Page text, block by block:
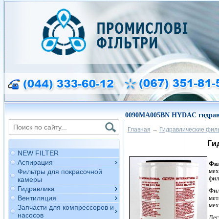
NEW FILTER
Аспирация
Фильтры для покрасочной
камеры
Гидравлика
Вентиляция
Запчасти для компрессоров и
насосов
0090MA005BN HYDAC
Главная → Гидравлические